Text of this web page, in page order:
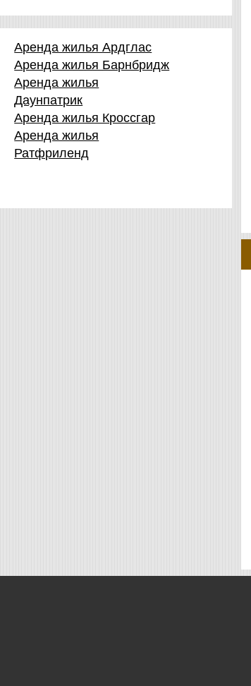
Аренда жилья Ардглас
Аренда жилья Барнбридж
Аренда жилья
Даунпатрик
Аренда жилья Кроссгар
Аренда жилья
Ратфриленд